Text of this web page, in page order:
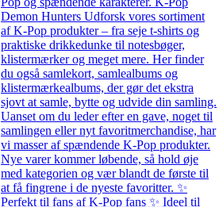
Demon Hunters Udforsk vores sortiment
af K-Pop produkter – fra seje t-shirts og
praktiske drikkedunke til notesbøger,
klistermærker og meget mere. Her finder
du også samlekort, samlealbums og
klistermærkealbums, der gør det ekstra
sjovt at samle, bytte og udvide din samling.
Uanset om du leder efter en gave, noget til
samlingen eller nyt favoritmerchandise, har
vi masser af spændende K-Pop produkter.
Nye varer kommer løbende, så hold øje
med kategorien og vær blandt de første til
at få fingrene i de nyeste favoritter. ✨
Perfekt til fans af K-Pop fans ✨ Ideel til